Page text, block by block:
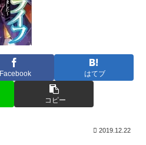
Facebook はてブ
コピー
2019.12.22